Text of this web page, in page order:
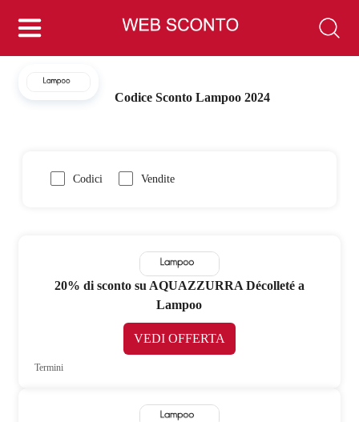
Codice Sconto Lampoo 2024
Codici Vendite
20% di sconto su AQUAZZURRA Décolleté a
Lampoo
VEDI OFFERTA
Termini